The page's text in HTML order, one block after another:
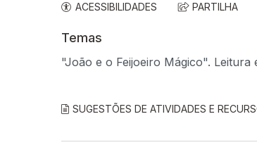
ACESSIBILIDADES PARTILHA
Temas
"João e o Feijoeiro Mágico". Leitura
SUGESTÕES DE ATIVIDADES E